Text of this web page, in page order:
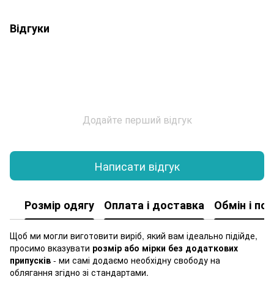
Відгуки
Додайте перший відгук
Написати відгук
Розмір одягу Оплата і доставка Обмін і
Щоб ми могли виготовити виріб, який вам ідеально підійде,
просимо вказувати розмір або мірки без додаткових
припусків - ми самі додаємо необхідну свободу на
облягання згідно зі стандартами.